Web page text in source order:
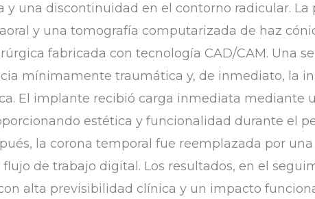
y una discontinuidad en el contorno radicular. La
y una tomografía computarizada de haz
fabricada con tecnología CAD/CAM. Una
mínimamente traumática y, de inmediato, la
El implante recibió carga inmediata mediante
estética y funcionalidad durante el
la corona temporal fue reemplazada por
de trabajo digital. Los resultados, en el
alta previsibilidad clínica y un impacto